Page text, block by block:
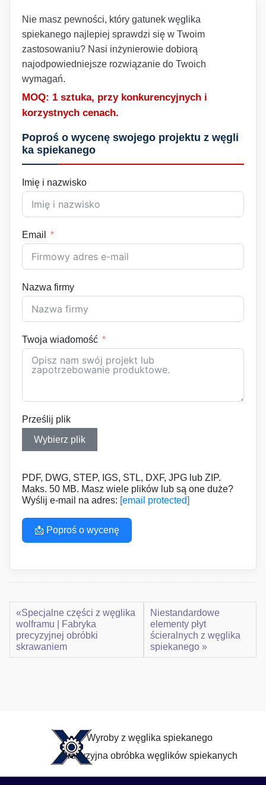
Nie masz pewności, który gatunek węglika
spiekanego najlepiej sprawdzi się w Twoim
zastosowaniu? Nasi inżynierowie dobiorą
najodpowiedniejsze rozwiązanie do Twoich
wymagań.
MOQ: 1 sztuka, przy konkurencyjnych i
korzystnych cenach.
Poproś o wycenę swojego projektu z węgli
ka spiekanego
Imię i nazwisko
Email
Nazwa firmy
Twoja wiadomość
Prześlij plik
Wybierz plik
PDF, DWG, STEP, IGS, STL, DXF, JPG lub ZIP.
Maks. 50 MB. Masz wiele plików lub są one duże?
Wyślij e-mail na adres: [email protected]
📩 Poproś o wycenę
«Specjalne części z węglika
wolframu | Fabryka
precyzyjnej obróbki
skrawaniem
Niestandardowe
elementy płyt
ścieralnych z węglika
spiekanego »
Wyroby z węglika spiekanego
Precyzyjna obróbka węglików spiekanych